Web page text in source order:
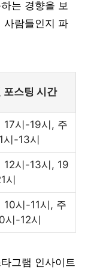
는 경향을 보
사람들인지 파
포스팅 시간
17시-19시, 주
시-13시
12시-13시, 19
시
10시-11시, 주
시-12시
그램 인사이트